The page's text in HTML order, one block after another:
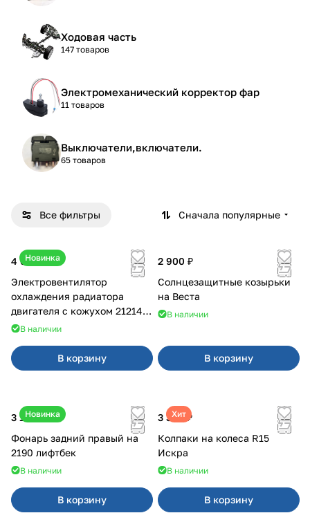
Ходовая часть
147 товаров
Электромеханический корректор фар
11 товаров
Выключатели,включатели.
65 товаров
Все фильтры Сначала популярные
Новинка
4 600 ₽
Электровентилятор
охлаждения радиатора
двигателя с кожухом 21214
2121-21213 ВАЛЕЕ 95
В наличии
В корзину
2 900 ₽
Солнцезащитные козырьки
на Веста
В наличии
В корзину
Новинка
3 100 ₽
Фонарь задний правый на
2190 лифтбек
В наличии
В корзину
Хит
3 380 ₽
Колпаки на колеса R15
Искра
В наличии
В корзину